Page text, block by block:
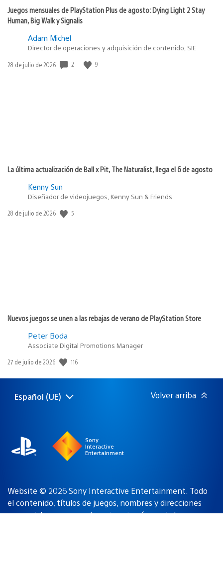
Juegos mensuales de PlayStation Plus de agosto: Dying Light 2 Stay
Human, Big Walk y Signalis
Adam Michel
Director de operaciones y adquisición de contenido, SIE
Fecha
28 de julio de 2026 2 9
La última actualización de Ball x Pit, The Naturalist, llega el 6 de agosto
Kenny Sun
Diseñador de videojuegos, Kenny Sun & Friends
Fecha
28 de julio de 2026 5
Nuevos juegos se unen a las rebajas de verano de PlayStation Store
Peter Boda
Associate Digital Promotions Manager
Fecha
publicación:
27 de julio de 2026 116
Selecciona
Región
Español (UE) Volver arriba
Sony
Interactive
Entertainment
Website © 2026 Sony Interactive Entertainment. Todo
el contenido, títulos de juegos, nombres y direcciones
comerciales, marcas, artes e imaginería asociadoson